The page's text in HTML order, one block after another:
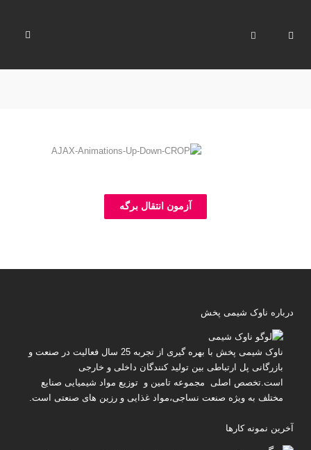
آزمون انتقال برگه
درباره ناوک شیمی پخش
ناوک شیمی پخش
با بهره گیری از تجربه 25 سال فعالیت در صنعت و
بازرگانی پل ارتباطی بین تولید کنندگان داخلی و خارجی
است.تخصص اصلی مجموعه تامین و توزیع مواد شیمیایی صنایع
مختلف به ویژه صنعت نساجی،مواد غذایی و رزین های صنعتی است.
آخرین نمونه کارها